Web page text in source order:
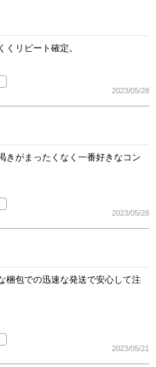
リピート確定。
2023/05/28
きがまったくなく一番好きなコン
2023/05/28
梱包での迅速な発送で安心して注
2023/05/21